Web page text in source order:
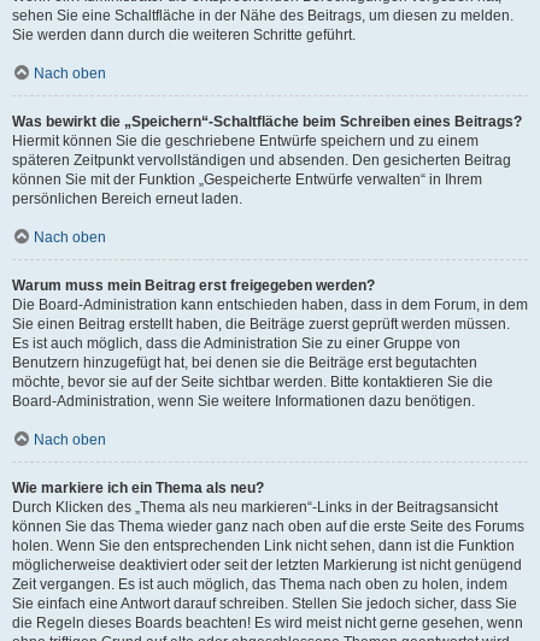
sehen Sie eine Schaltfläche in der Nähe des Beitrags, um diesen zu melden.
Sie werden dann durch die weiteren Schritte geführt.
Nach oben
Was bewirkt die „Speichern“-Schaltfläche beim Schreiben eines Beitrags?
Hiermit können Sie die geschriebene Entwürfe speichern und zu einem
späteren Zeitpunkt vervollständigen und absenden. Den gesicherten Beitrag
können Sie mit der Funktion „Gespeicherte Entwürfe verwalten“ in Ihrem
persönlichen Bereich erneut laden.
Nach oben
Warum muss mein Beitrag erst freigegeben werden?
Die Board-Administration kann entschieden haben, dass in dem Forum, in dem
Sie einen Beitrag erstellt haben, die Beiträge zuerst geprüft werden müssen.
Es ist auch möglich, dass die Administration Sie zu einer Gruppe von
Benutzern hinzugefügt hat, bei denen sie die Beiträge erst begutachten
möchte, bevor sie auf der Seite sichtbar werden. Bitte kontaktieren Sie die
Board-Administration, wenn Sie weitere Informationen dazu benötigen.
Nach oben
Wie markiere ich ein Thema als neu?
Durch Klicken des „Thema als neu markieren“-Links in der Beitragsansicht
können Sie das Thema wieder ganz nach oben auf die erste Seite des Forums
holen. Wenn Sie den entsprechenden Link nicht sehen, dann ist die Funktion
möglicherweise deaktiviert oder seit der letzten Markierung ist nicht genügend
Zeit vergangen. Es ist auch möglich, das Thema nach oben zu holen, indem
Sie einfach eine Antwort darauf schreiben. Stellen Sie jedoch sicher, dass Sie
die Regeln dieses Boards beachten! Es wird meist nicht gerne gesehen, wenn